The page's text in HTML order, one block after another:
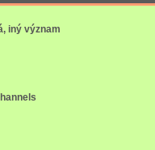
iný význam